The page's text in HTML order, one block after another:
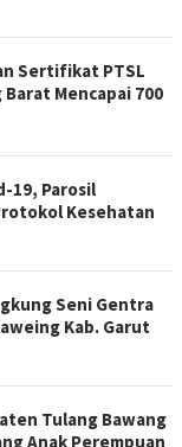
Sertifikat PTSL
Mencapai 700
19, Parosil
Kesehatan
Seni Gentra
Kab. Garut
Tulang Bawang
Anak Perempuan